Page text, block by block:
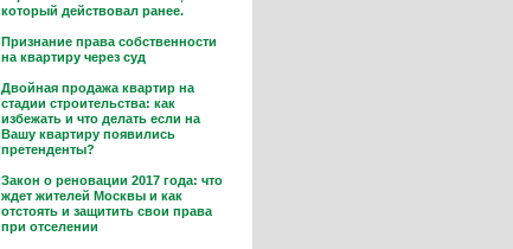
который действовал ранее.
Признание права собственности
на квартиру через суд
Двойная продажа квартир на
стадии строительства: как
избежать и что делать если на
Вашу квартиру появились
претенденты?
Закон о реновации 2017 года: что
ждет жителей Москвы и как
отстоять и защитить свои права
при отселении